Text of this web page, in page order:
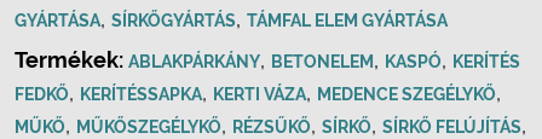
GYÁRTÁSA, SÍRKŐGYÁRTÁS, TÁMFAL ELEM GYÁRTÁSA
Termékek: ABLAKPÁRKÁNY, BETONELEM, KASPÓ, KERÍTÉS
FEDKŐ, KERÍTÉSSAPKA, KERTI VÁZA, MEDENCE SZEGÉLYKŐ,
MŰKŐ, MŰKŐSZEGÉLYKŐ, RÉZSŰKŐ, SÍRKŐ, SÍRKŐ FELÚJÍTÁS,